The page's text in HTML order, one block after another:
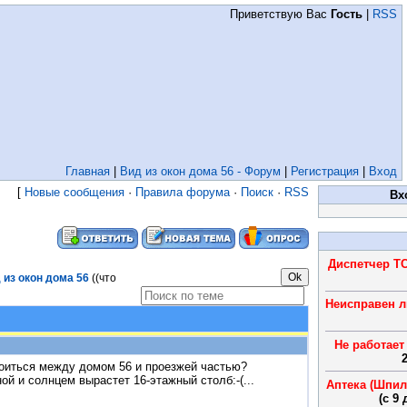
Приветствую Вас Гость RSS
Главная Вид из окон дома 56 - Форум Регистрация
Вход
[ Новые сообщения · Правила форума· Поиск · RSS
из окон дома 56 ((что
между домом 56 и проезжей частью?
и солнцем вырастет 16-этажный столб:-(...
Диспетчер
Неисправен
Не
Аптека
(с 9